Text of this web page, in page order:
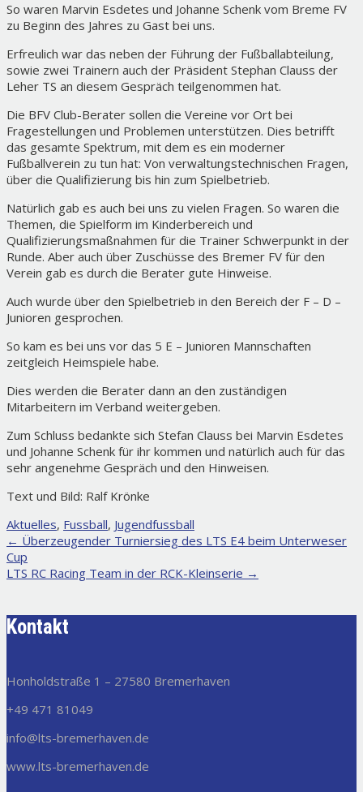
So waren Marvin Esdetes und Johanne Schenk vom Breme FV
zu Beginn des Jahres zu Gast bei uns.
Erfreulich war das neben der Führung der Fußballabteilung,
sowie zwei Trainern auch der Präsident Stephan Clauss der
Leher TS an diesem Gespräch teilgenommen hat.
Die BFV Club-Berater sollen die Vereine vor Ort bei
Fragestellungen und Problemen unterstützen. Dies betrifft
das gesamte Spektrum, mit dem es ein moderner
Fußballverein zu tun hat: Von verwaltungstechnischen Fragen,
über die Qualifizierung bis hin zum Spielbetrieb.
Natürlich gab es auch bei uns zu vielen Fragen. So waren die
Themen, die Spielform im Kinderbereich und
Qualifizierungsmaßnahmen für die Trainer Schwerpunkt in der
Runde. Aber auch über Zuschüsse des Bremer FV für den
Verein gab es durch die Berater gute Hinweise.
Auch wurde über den Spielbetrieb in den Bereich der F – D –
Junioren gesprochen.
So kam es bei uns vor das 5 E – Junioren Mannschaften
zeitgleich Heimspiele habe.
Dies werden die Berater dann an den zuständigen
Mitarbeitern im Verband weitergeben.
Zum Schluss bedankte sich Stefan Clauss bei Marvin Esdetes
und Johanne Schenk für ihr kommen und natürlich auch für das
sehr angenehme Gespräch und den Hinweisen.
Text und Bild: Ralf Krönke
Aktuelles, Fussball, Jugendfussball
Post
navigation
← Überzeugender Turniersieg des LTS E4 beim Unterweser
Cup
LTS RC Racing Team in der RCK-Kleinserie →
Kontakt
Honholdstraße 1 – 27580 Bremerhaven
+49 471 81049
info@lts-bremerhaven.de
www.lts-bremerhaven.de